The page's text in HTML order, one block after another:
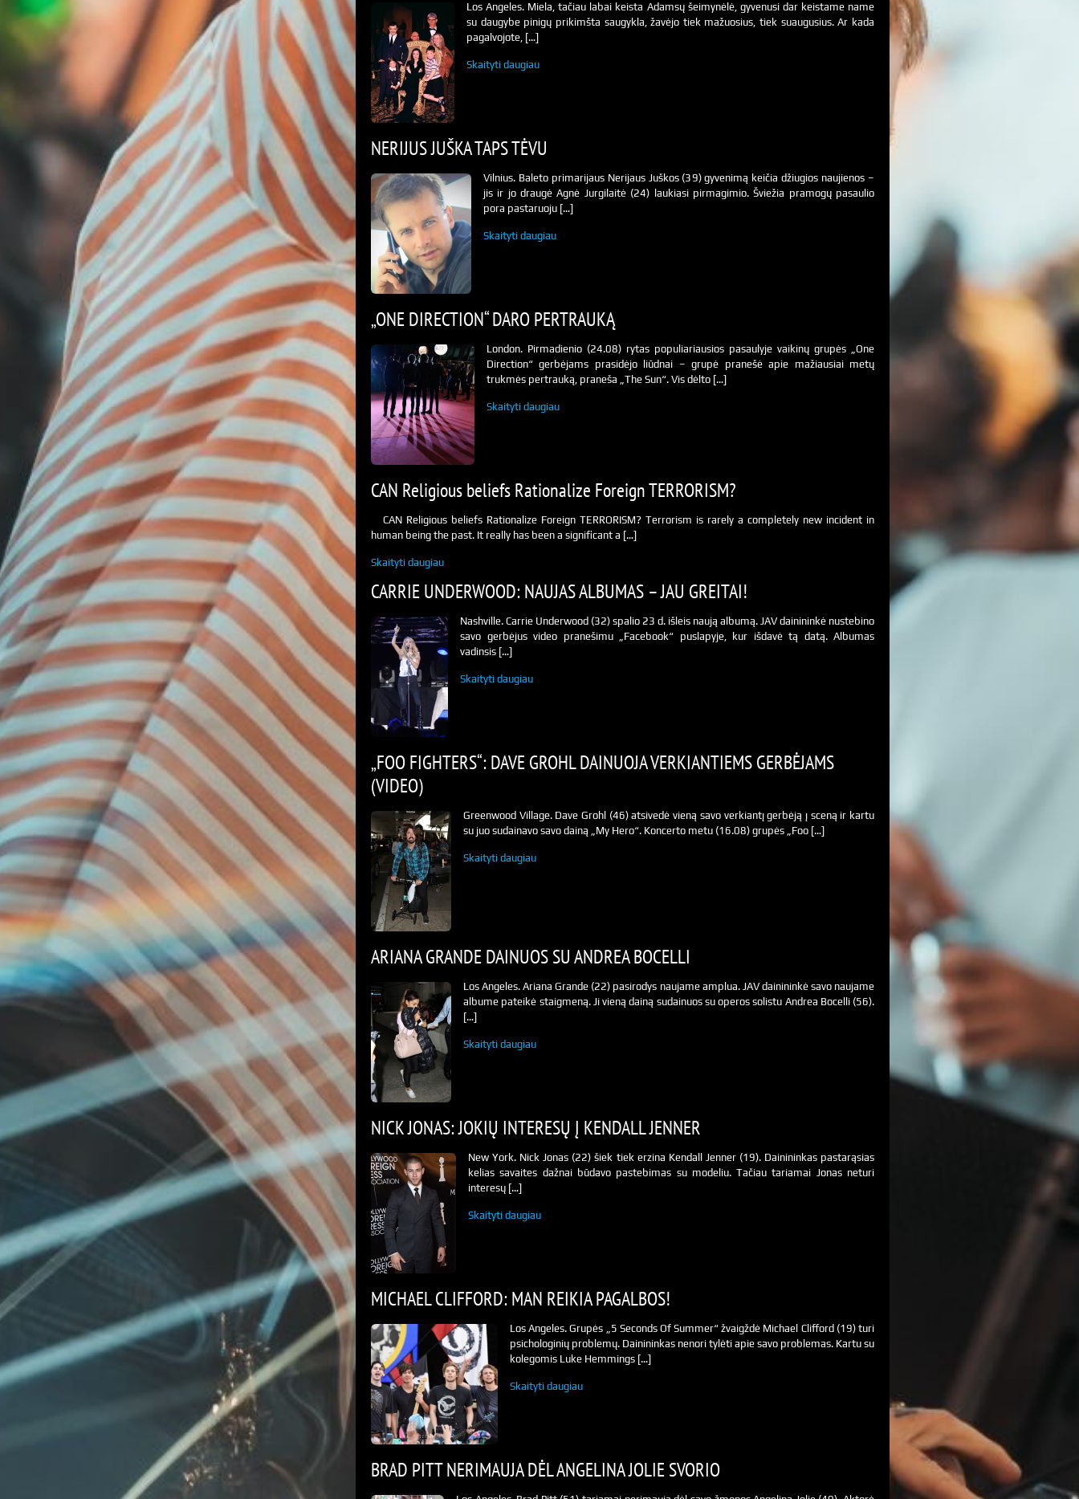
Los Angeles. Miela, tačiau labai keista Adamsų šeimynėlė, gyvenusi dar keistame name
su daugybe pinigų prikimšta saugykla, žavėjo tiek mažuosius, tiek suaugusius. Ar kada
pagalvojote, […]
Skaityti daugiau
NERIJUS JUŠKA TAPS TĖVU
Vilnius. Baleto primarijaus Nerijaus Juškos (39) gyvenimą keičia džiugios naujienos –
jis ir jo draugė Agnė Jurgilaitė (24) laukiasi pirmagimio. Šviežia pramogų pasaulio
pora pastaruoju […]
Skaityti daugiau
„ONE DIRECTION“ DARO PERTRAUKĄ
London. Pirmadienio (24.08) rytas populiariausios pasaulyje vaikinų grupės „One
Direction“ gerbėjams prasidėjo liūdnai – grupė pranešė apie mažiausiai metų
trukmės pertrauką, praneša „The Sun“. Vis dėlto […]
Skaityti daugiau
CAN Religious beliefs Rationalize Foreign TERRORISM?
CAN Religious beliefs Rationalize Foreign TERRORISM? Terrorism is rarely a completely new incident in
human being the past. It really has been a significant a […]
Skaityti daugiau
CARRIE UNDERWOOD: NAUJAS ALBUMAS – JAU GREITAI!
Nashville. Carrie Underwood (32) spalio 23 d. išleis naują albumą. JAV dainininkė nustebino
savo gerbėjus video pranešimu „Facebook“ puslapyje, kur išdavė tą datą. Albumas
vadinsis […]
Skaityti daugiau
„FOO FIGHTERS“: DAVE GROHL DAINUOJA VERKIANTIEMS GERBĖJAMS
(VIDEO)
Greenwood Village. Dave Grohl (46) atsivedė vieną savo verkiantį gerbėją į sceną ir kartu
su juo sudainavo savo dainą „My Hero“. Koncerto metu (16.08) grupės „Foo […]
Skaityti daugiau
ARIANA GRANDE DAINUOS SU ANDREA BOCELLI
Los Angeles. Ariana Grande (22) pasirodys naujame amplua. JAV dainininkė savo naujame
albume pateikė staigmeną. Ji vieną dainą sudainuos su operos solistu Andrea Bocelli (56).
[…]
Skaityti daugiau
NICK JONAS: JOKIŲ INTERESŲ Į KENDALL JENNER
New York. Nick Jonas (22) šiek tiek erzina Kendall Jenner (19). Dainininkas pastarąsias
kelias savaites dažnai būdavo pastebimas su modeliu. Tačiau tariamai Jonas neturi
interesų […]
Skaityti daugiau
MICHAEL CLIFFORD: MAN REIKIA PAGALBOS!
Los Angeles. Grupės „5 Seconds Of Summer“ žvaigždė Michael Clifford (19) turi
psichologinių problemų. Dainininkas nenori tylėti apie savo problemas. Kartu su
kolegomis Luke Hemmings […]
Skaityti daugiau
BRAD PITT NERIMAUJA DĖL ANGELINA JOLIE SVORIO